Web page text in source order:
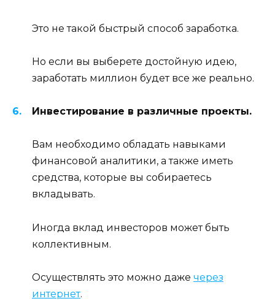
Это не такой быстрый способ заработка.
Но если вы выберете достойную идею,
заработать миллион будет все же реально.
Инвестирование в различные проекты.
Вам необходимо обладать навыками
финансовой аналитики, а также иметь
средства, которые вы собираетесь
вкладывать.
Иногда вклад инвесторов может быть
коллективным.
Осуществлять это можно даже через
интернет.